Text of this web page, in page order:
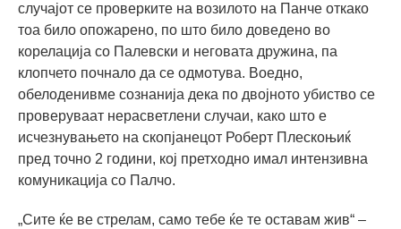
случајот се проверките на возилото на Панче откако
тоа било опожарено, по што било доведено во
корелација со Палевски и неговата дружина, па
клопчето почнало да се одмотува. Воедно,
обелоденивме сознанија дека по двојното убиство се
проверуваат нерасветлени случаи, како што е
исчезнувањето на скопјанецот Роберт Плескоњиќ
пред точно 2 години, кој претходно имал интензивна
комуникација со Палчо.
„Сите ќе ве стрелам, само тебе ќе те оставам жив“ –